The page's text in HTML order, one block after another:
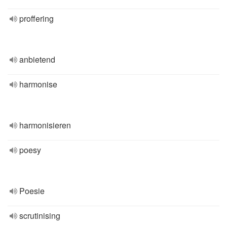
proffering
anbietend
harmonise
harmonisieren
poesy
Poesie
scrutinising